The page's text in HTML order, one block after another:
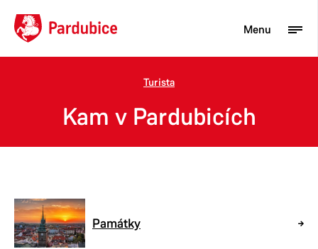
Turista
Turista
Kam v Pardubicích
Památky
Menu